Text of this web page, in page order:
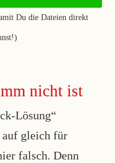
Du die Dateien direkt
nicht ist
Lösung“
gleich für
falsch. Denn